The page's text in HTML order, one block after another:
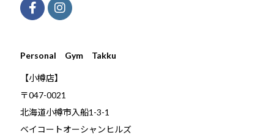
Personal Gym Takku
【小樽店】
〒047-0021
北海道小樽市入船1-3-1
ベイコートオーシャンヒルズ